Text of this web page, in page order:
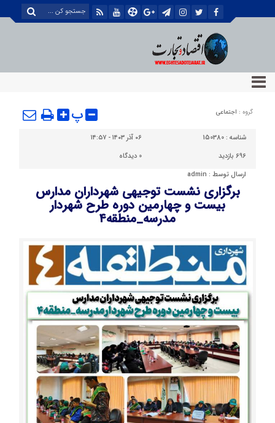
گروه : اجتماعی پ
شناسه : 150380
۰۶ آذر ۱۴۰۳ - ۱۴:۵۷
696 بازدید
0 دیدگاه
ارسال توسط : admin
برگزاری نشست توجيهی شهرداران مدارس
بیست و چهارمین دوره طرح شهردار
مدرسه_منطقه۴